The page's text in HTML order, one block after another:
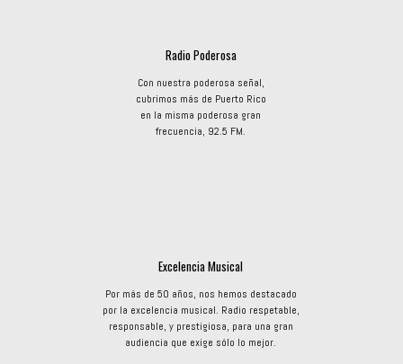
Radio Poderosa
Con nuestra poderosa señal,
cubrimos más de Puerto Rico
en la misma poderosa gran
frecuencia, 92.5 FM.
Excelencia Musical
Por más de 50 años, nos hemos destacado
por la excelencia musical. Radio respetable,
responsable, y prestigiosa, para una gran
audiencia que exige sólo lo mejor.